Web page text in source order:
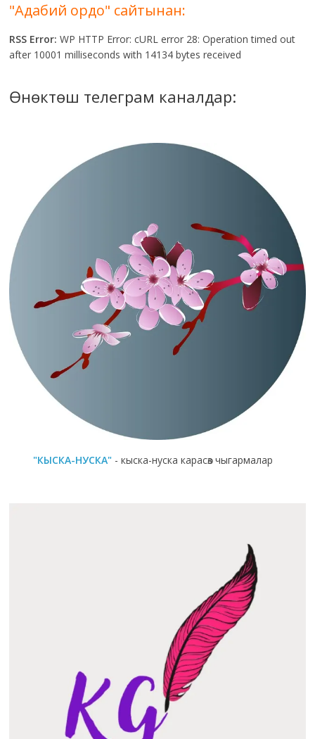
"Адабий ордо" сайтынан:
RSS Error: WP HTTP Error: cURL error 28: Operation timed out
after 10001 milliseconds with 14134 bytes received
Өнөктөш телеграм каналдар:
"КЫСКА-НУСКА" - кыска-нуска карасөз чыгармалар